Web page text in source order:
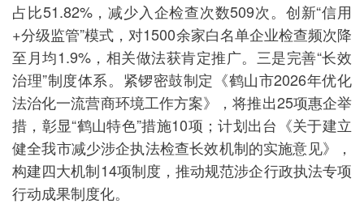
占比51.82%，减少入企检查次数509次。创新“信用
+分级监管”模式，对1500余家白名单企业检查频次降
至月均1.9%，相关做法获肯定推广。三是完善“长效
治理”制度体系。紧锣密鼓制定《鹤山市2026年优化
法治化一流营商环境工作方案》，将推出25项惠企举
措，彰显“鹤山特色”措施10项；计划出台《关于建立
健全我市减少涉企执法检查长效机制的实施意见》，
构建四大机制14项制度，推动规范涉企行政执法专项
行动成果制度化。